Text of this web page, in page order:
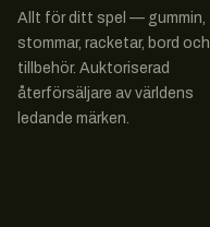
Allt för ditt spel — gummin,
stommar, racketar, bord och
tillbehör. Auktoriserad
återförsäljare av världens
ledande märken.